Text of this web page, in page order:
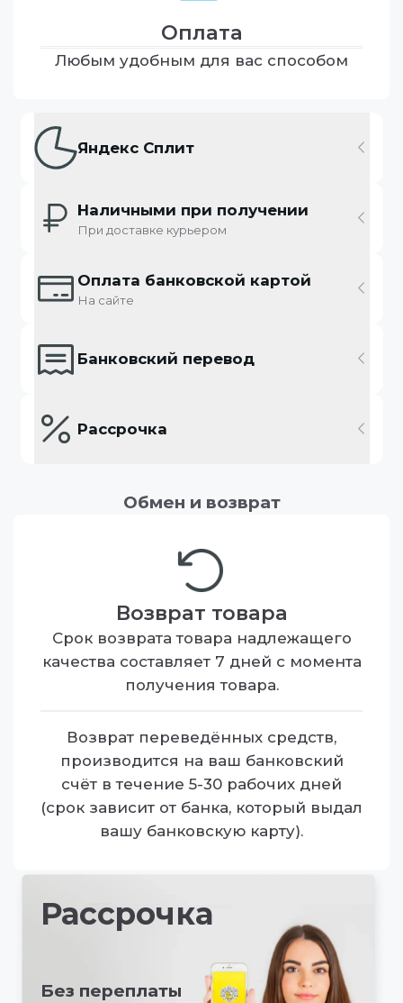
Оплата
Любым удобным для вас способом
Яндекс Сплит
Наличными при получении
При доставке курьером
Оплата банковской картой
На сайте
Банковский перевод
Рассрочка
Обмен и возврат
Возврат товара
Срок возврата товара надлежащего
качества составляет 7 дней с момента
получения товара.
Возврат переведённых средств,
производится на ваш банковский
счёт в течение 5-30 рабочих дней
(срок зависит от банка, который выдал
вашу банковскую карту).
Рассрочка
Без переплаты